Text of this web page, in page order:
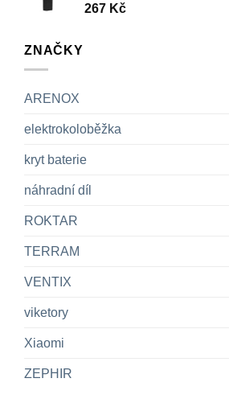
267 Kč
ZNAČKY
ARENOX
elektrokoloběžka
kryt baterie
náhradní díl
ROKTAR
TERRAM
VENTIX
viketory
Xiaomi
ZEPHIR